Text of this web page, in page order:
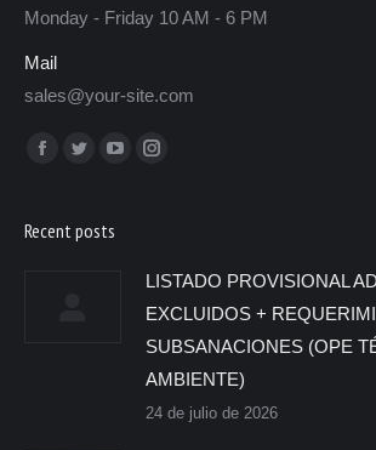
Monday - Friday 10 AM - 6 PM
Mail
sales@your-site.com
Encuéntranos en:
Recent posts
LISTADO PROVISIONAL
EXCLUIDOS +
SUBSANACIONES (OPE
AMBIENTE)
24 de julio de 2026